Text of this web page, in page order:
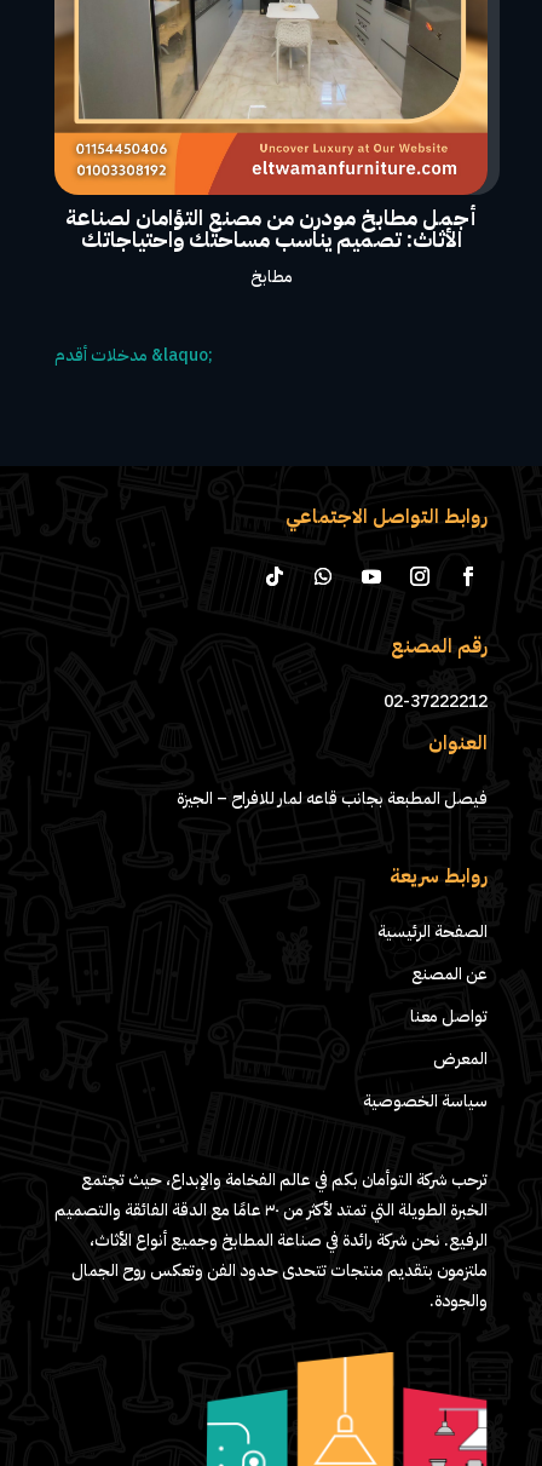
أجمل مطابخ مودرن من مصنع التؤامان لصناعة
الأثاث: تصميم يناسب مساحتك واحتياجاتك
مطابخ
روابط التواصل الاجتماعي
رقم المصنع
02-37222212
العنوان
فيصل المطبعة بجانب قاعه لمار للافراح – الجيزة
روابط سريعة
الصفحة الرئيسية
عن المصنع
تواصل معنا
المعرض
سياسة الخصوصية
ترحب شركة التوأمان بكم في عالم الفخامة والإبداع، حيث تجتمع
الخبرة الطويلة التي تمتد لأكثر من ٣٠ عامًا مع الدقة الفائقة والتصميم
الرفيع. نحن شركة رائدة في صناعة المطابخ وجميع أنواع الأثاث،
ملتزمون بتقديم منتجات تتحدى حدود الفن وتعكس روح الجمال
والجودة.